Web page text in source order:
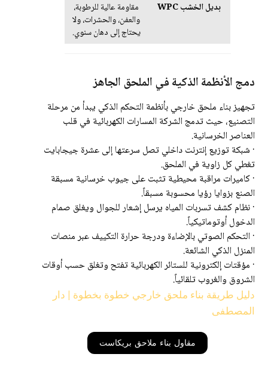
بديل الخشب WPC
مقاومة عالية للرطوبة،
والعفن، والحشرات، ولا
يحتاج إلى دهان سنوي.
دمج الأنظمة الذكية في الملحق الجاهز
تجهيز بناء ملحق خارجي بأنظمة التحكم الذكي يبدأ من مرحلة
التصنيع، حيث تدمج الشركة المسارات الكهربائية في قلب
العناصر الخرسانية.
· شبكة توزيع إنترنت داخلي تصل سرعتها إلى عشرة جيجابايت
تغطي كل زاوية في الملحق.
· كاميرات مراقبة محيطية تثبت على جيوب خرسانية مسبقة
الصنع بزوايا رؤيا محسوبة مسبقاً.
· نظام كشف تسربات المياه يرسل إشعار للجوال ويغلق صمام
الدخول أوتوماتيكياً.
· التحكم الصوتي بالإضاءة ودرجة حرارة التكييف عبر منصات
المنزل الذكي الشائعة.
· مؤقتات إلكترونية للستائر الكهربائية تفتح وتغلق حسب أوقات
الشروق والغروب تلقائياً.
دليل طريقة بناء ملحق خارجي خطوة بخطوة | دار
المصطفى
مقاول بناء ملاحق بريكاست